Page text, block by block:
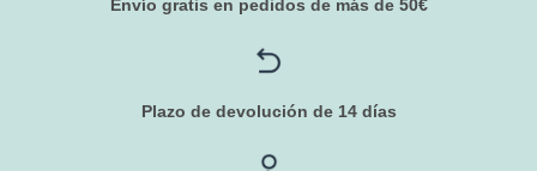
Envío gratis en pedidos de más de 50€
Plazo de devolución de 14 días